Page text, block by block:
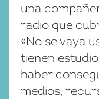
una
radio que
«No se vaya
tienen
haber
medios,